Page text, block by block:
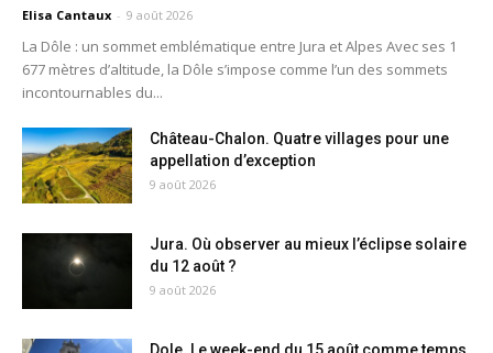
Elisa Cantaux - 9 août 2026
La Dôle : un sommet emblématique entre Jura et Alpes Avec ses 1
677 mètres d’altitude, la Dôle s’impose comme l’un des sommets
incontournables du...
Château-Chalon. Quatre villages pour une
appellation d’exception
9 août 2026
Jura. Où observer au mieux l’éclipse solaire
du 12 août ?
9 août 2026
Dole. Le week-end du 15 août comme temps